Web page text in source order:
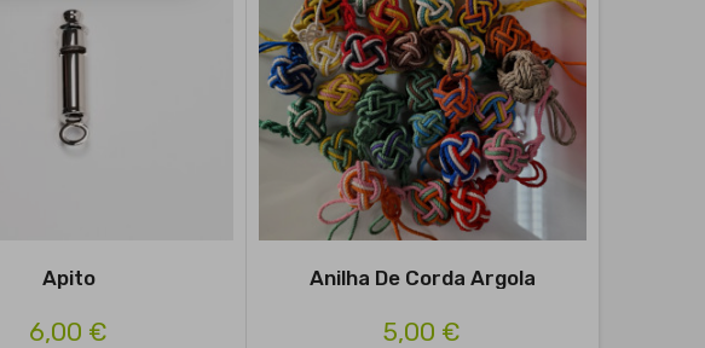
Apito
6,00 €
Anilha De Corda Argola
5,00 €